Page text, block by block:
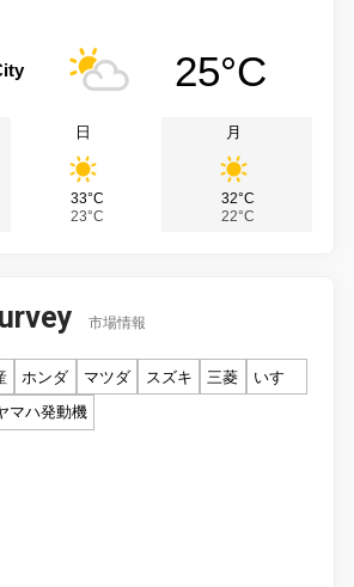
25°C
日
33°C
23°C
月
32°C
22°C
市場情報
ホンダ マツダ スズキ 三菱
いすゞ
マハ発動機